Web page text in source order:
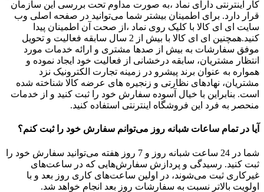
کار اینترنتی دارای نماد ،به صورت مداوم تحت بررسی این سازمان
قرار دارد. برای اطمینان بیشتر شما می‏‌توانید در صفحه اصلی وب
سایت ای ای کالا با کلیک روی نماد ،از صحت آن اطمینان پیدا
کنید.همچنین ای ای کالا با بیش از 2 سال سابقه فعالیت و تحویل
موفق سفارشات به بیش از صدها مشتری و ارائه خدمات مورد
انتظار مشتریان، سابقه درخشانی از فعالیت خود ایجاد نموده و
همواره به عنوان برند پیشرو در زمینه تجارت الکترونیک نزد
مشتریان، نهادهای نظارتی و زنجیره های عرضه کالا شناخته شده
است. بنابراین با خیال آسوده سفارش خود را ثبت کنید و از خدمات
منحصر به فرد این فروشگاه اینترنتی استفاده کنید.
آیا در تمام ساعات شبانه روز می‌توانم سفارش خود را ثبت کنم؟
شما در 24 ساعت شبانه روز و 7 روز هفته می‌‏توانید سفارش خود را
ثبت کنید. رسیدگی و پردازش سفارش‏‌هایی که در ساعت‏‌های
غیرکاری ثبت می‌‏شوند، در اولین ساعت‌‏های کاری روز بعد و با
اولویت بالاتر نسبت به سفارشات روز بعد انجام خواهد شد.